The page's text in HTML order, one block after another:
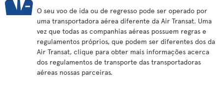
O seu voo de ida ou de regresso pode ser operado por
uma transportadora aérea diferente da Air Transat. Uma
vez que todas as companhias aéreas possuem regras e
regulamentos próprios, que podem ser diferentes dos da
Air Transat, clique para obter mais informações acerca
dos regulamentos de transporte das transportadoras
aéreas nossas parceiras.